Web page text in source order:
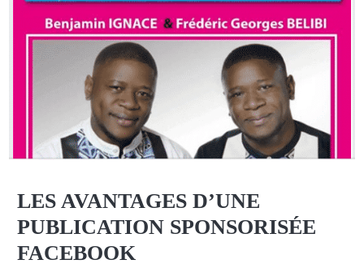
LES AVANTAGES D’UNE
PUBLICATION SPONSORISÉE
FACEBOOK